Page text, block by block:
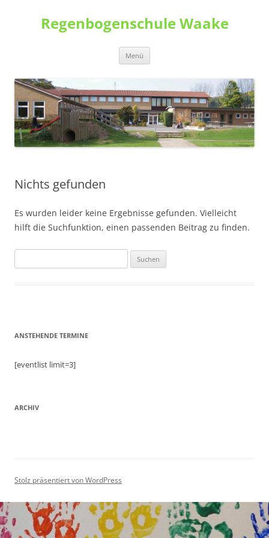
springenRegenbogenschule Waake
Menü
Nichts gefunden
Es wurden leider keine Ergebnisse gefunden. Vielleicht
hilft die Suchfunktion, einen passenden Beitrag zu finden.
nach:
ANSTEHENDE TERMINE
[eventlist limit=3]
ARCHIV
Stolz präsentiert von WordPress